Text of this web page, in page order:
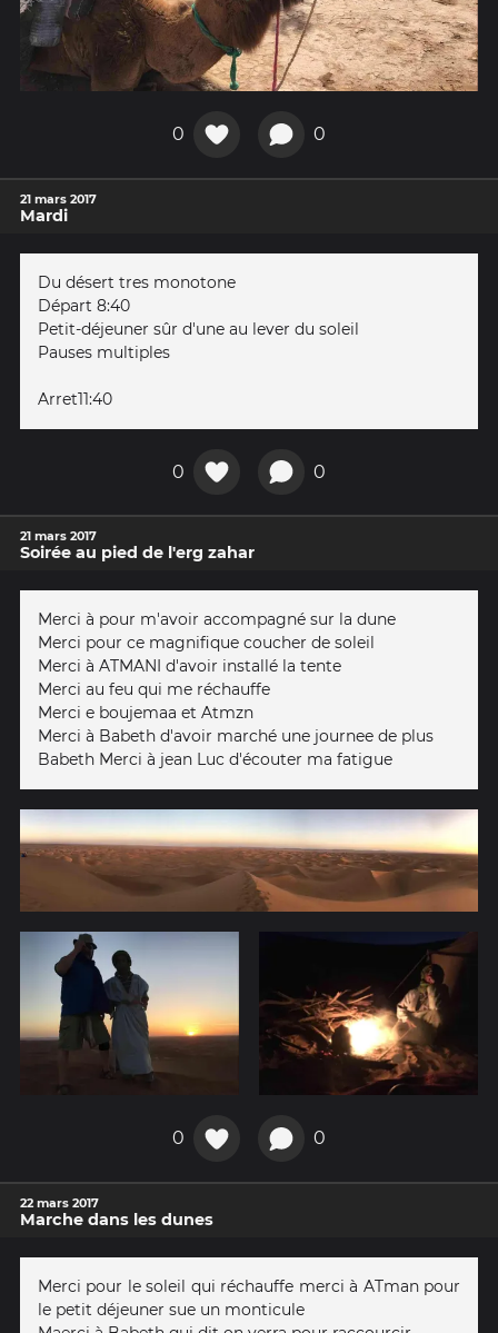
0 0
21 mars 2017
Mardi
Du désert tres monotone
Départ 8:40
Petit-déjeuner sûr d'une au lever du soleil
Pauses multiples
Arret11:40
0 0
21 mars 2017
Soirée au pied de l'erg zahar
Merci à pour m'avoir accompagné sur la dune
Merci pour ce magnifique coucher de soleil
Merci à ATMANI d'avoir installé la tente
Merci au feu qui me réchauffe
Merci e boujemaa et Atmzn
Merci à Babeth d'avoir marché une journee de plus
Babeth Merci à jean Luc d'écouter ma fatigue
0 0
22 mars 2017
Marche dans les dunes
Merci pour le soleil qui réchauffe merci à ATman pour
le petit déjeuner sue un monticule